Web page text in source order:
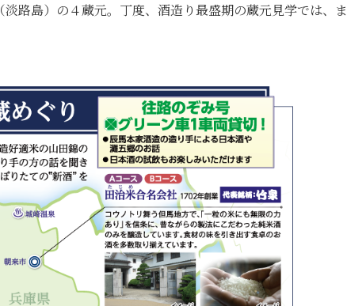
（淡路島）の４蔵元。丁度、酒造り最盛期の蔵元見学では、ま